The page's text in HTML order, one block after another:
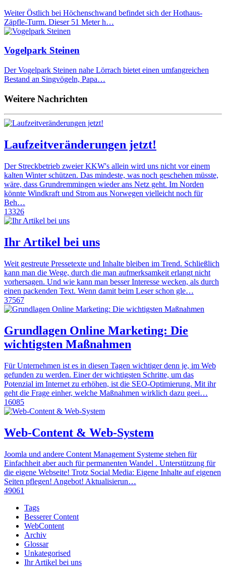
Weiter Östlich bei Höchenschwand befindet sich der Hothaus-
Zäpfle-Turm. Dieser 51 Meter h…
Vogelpark Steinen
Der Vogelpark Steinen nahe Lörrach bietet einen umfangreichen
Bestand an Singvögeln, Papa…
Weitere Nachrichten
Laufzeitveränderungen jetzt!
Der Streckbetrieb zweier KKW's allein wird uns nicht vor einem
kalten Winter schützen. Das mindeste, was noch geschehen müsste,
wäre, dass Grundremmingen wieder ans Netz geht. Im Norden
könnte Windkraft und Strom aus Norwegen vielleicht noch für
Beh…
13326
Ihr Artikel bei uns
Weit gestreute Pressetexte und Inhalte bleiben im Trend. Schließlich
kann man die Wege, durch die man aufmerksamkeit erlangt nicht
vorhersagen. Und wie kann man besser Interesse wecken, als durch
einen packenden Text. Wenn damit beim Leser schon gle…
37567
Grundlagen Online Marketing: Die
wichtigsten Maßnahmen
Für Unternehmen ist es in diesen Tagen wichtiger denn je, im Web
gefunden zu werden. Einer der wichtigsten Schritte, um das
Potenzial im Internet zu erhöhen, ist die SEO-Optimierung. Mit ihr
geht die Frage einher, welche Maßnahmen wirklich dazu geei…
16085
Web-Content & Web-System
Joomla und andere Content Management Systeme stehen für
Einfachheit aber auch für permanenten Wandel . Unterstützung für
die eigene Webseite! Trotz Social Media: Eigene Inhalte auf eigenen
Seiten pflegen! Angebot! Aktualisierun…
49061
Tags
Besserer Content
WebContent
Archiv
Glossar
Unkategorised
Ihr Artikel bei uns